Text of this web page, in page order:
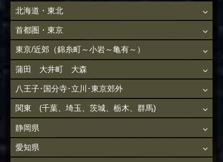
北海道・東北
首都圏・東京
東京/近郊（錦糸町～小岩～亀有～）
蒲田 大井町 大森
八王子･国分寺･立川･東京郊外
関東 (千葉、埼玉、茨城、栃木、群馬)
静岡県
愛知県